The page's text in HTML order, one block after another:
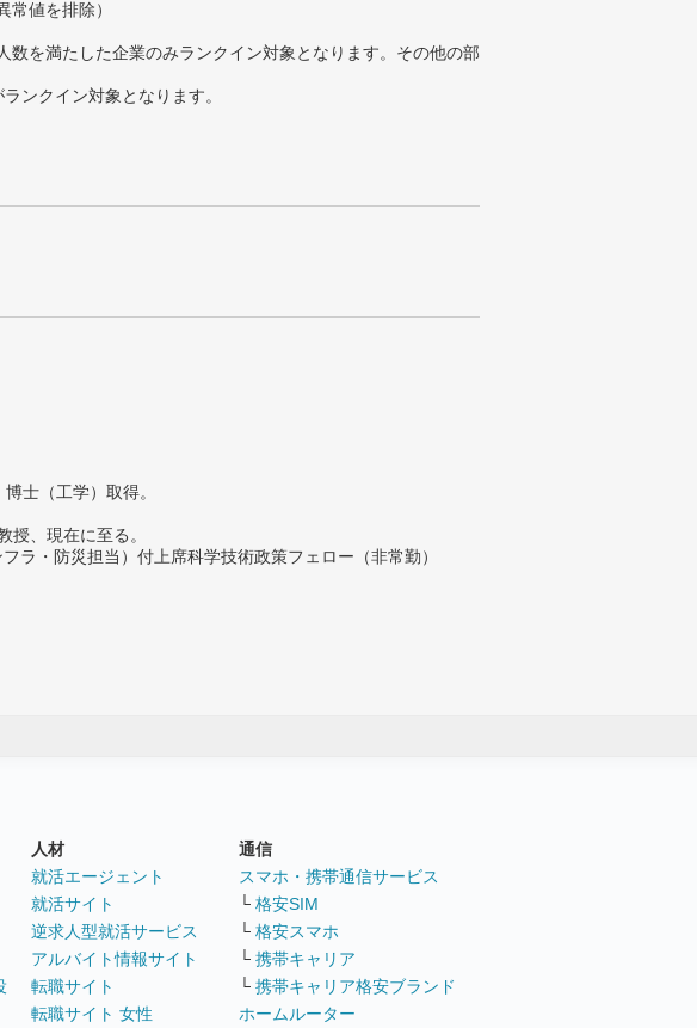
値を排除）
を満たした企業のみランクイン対象となります。その他の部
ンクイン対象となります。
士（工学）取得。
、現在に至る。
ラ・防災担当）付上席科学技術政策フェロー（非常勤）
人材
就活エージェント
就活サイト
逆求人型就活サービス
アルバイト情報サイト
転職サイト
転職サイト 女性
通信
スマホ・携帯通信サービス
└ 格安SIM
└ 格安スマホ
└ 携帯キャリア
└ 携帯キャリア格安ブランド
ホームルーター